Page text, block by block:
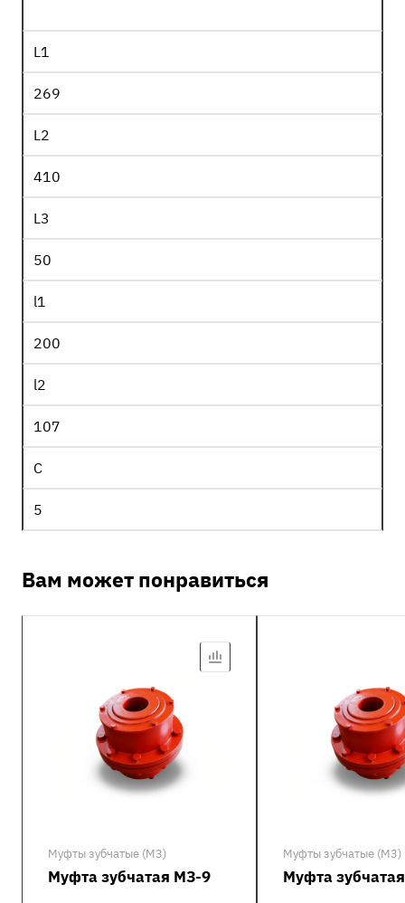
L1
269
L2
410
L3
50
l1
200
l2
107
C
5
Вам может понравиться
Муфты зубчатые (М3)
Муфта зубчатая МЗ-9
Муфты зубчатые (М3)
Муфта